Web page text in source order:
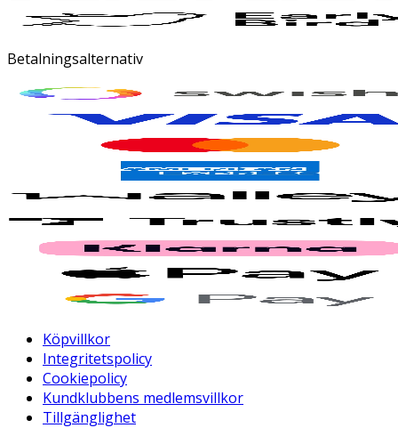
Betalningsalternativ
Köpvillkor
Integritetspolicy
Cookiepolicy
Kundklubbens medlemsvillkor
Tillgänglighet